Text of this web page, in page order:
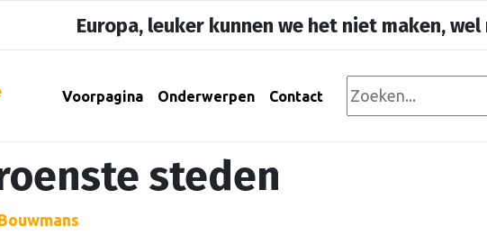
Europa, leuker kunnen we het niet maken,
Voorpagina Onderwerpen Contact
steden